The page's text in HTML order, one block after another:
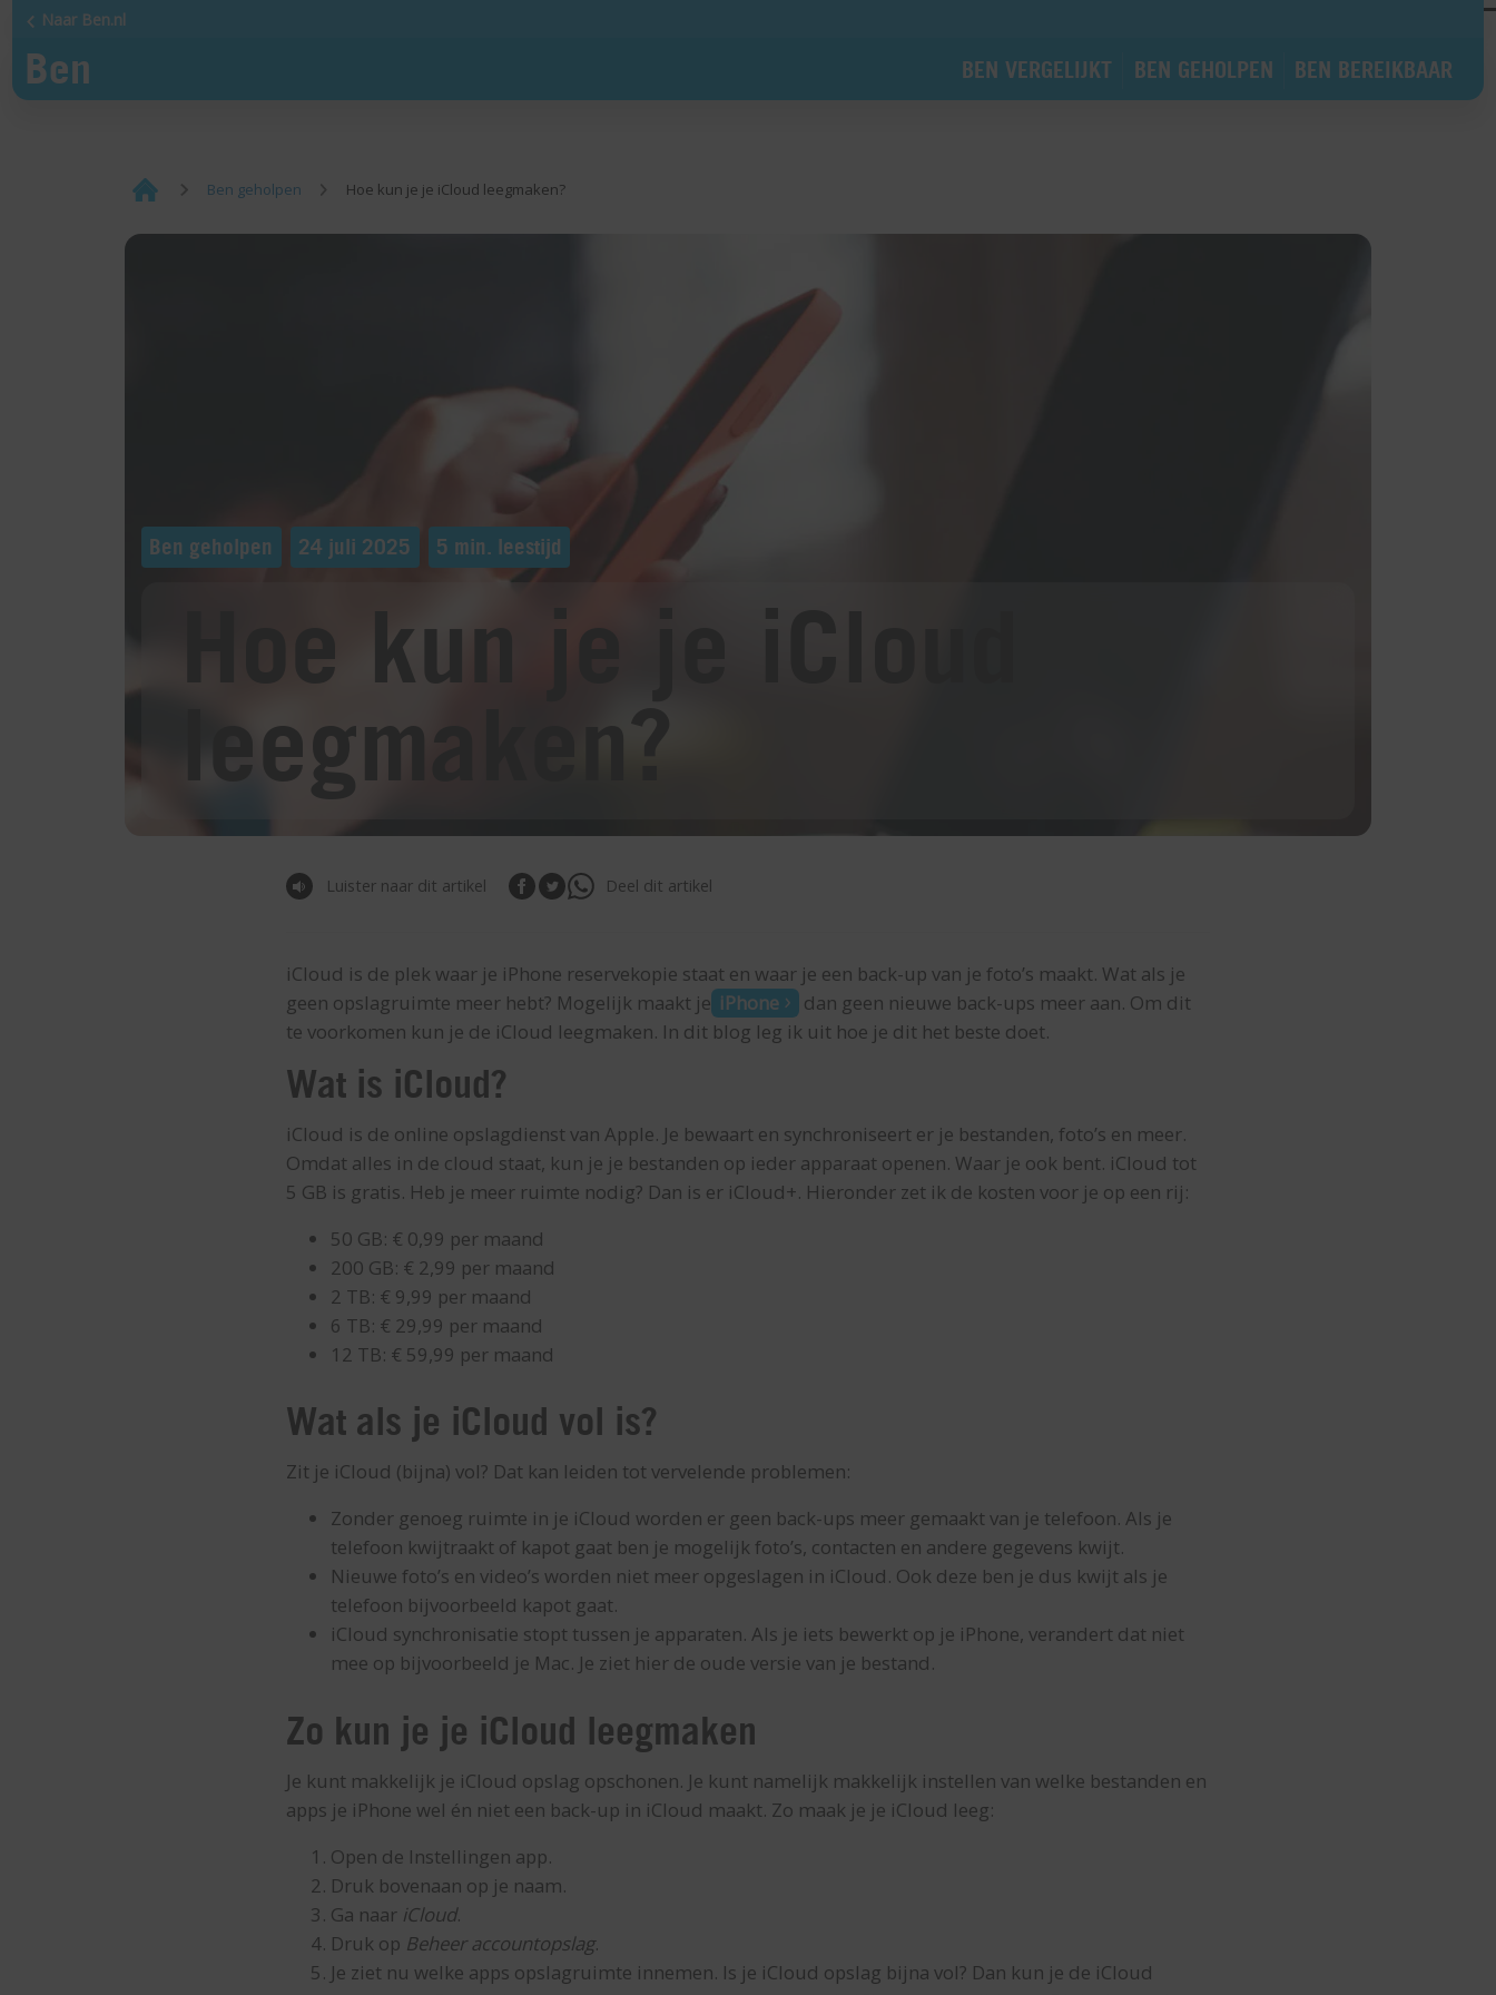
Naar Ben.nl
¡ BEN VERGELIJKT BEN GEHOLPEN BEN BEREIKBAAR
Home Ben geholpen Hoe kun je je iCloud leegmaken?
Ben geholpen 24 juli 2025 5 min. leestijd
Hoe kun je je iCloud
leegmaken?
Luister naar dit artikel Deel dit artikel
iCloud is de plek waar je iPhone reservekopie staat en waar je een back-up van je foto’s maakt. Wat als je
geen opslagruimte meer hebt? Mogelijk maakt je iPhone
dan geen nieuwe back-ups meer aan. Om dit
te voorkomen kun je de iCloud leegmaken. In dit blog leg ik uit hoe je dit het beste doet.
Wat is iCloud?
iCloud is de online opslagdienst van Apple. Je bewaart en synchroniseert er je bestanden, foto’s en meer.
Omdat alles in de cloud staat, kun je je bestanden op ieder apparaat openen. Waar je ook bent. iCloud tot
5 GB is gratis. Heb je meer ruimte nodig? Dan is er iCloud+. Hieronder zet ik de kosten voor je op een rij:
50 GB: € 0,99 per maand
200 GB: € 2,99 per maand
2 TB: € 9,99 per maand
6 TB: € 29,99 per maand
12 TB: € 59,99 per maand
Wat als je iCloud vol is?
Zit je iCloud (bijna) vol? Dat kan leiden tot vervelende problemen:
Zonder genoeg ruimte in je iCloud worden er geen back-ups meer gemaakt van je telefoon. Als je
telefoon kwijtraakt of kapot gaat ben je mogelijk foto’s, contacten en andere gegevens kwijt.
Nieuwe foto’s en video’s worden niet meer opgeslagen in iCloud. Ook deze ben je dus kwijt als je
telefoon bijvoorbeeld kapot gaat.
iCloud synchronisatie stopt tussen je apparaten. Als je iets bewerkt op je iPhone, verandert dat niet
mee op bijvoorbeeld je Mac. Je ziet hier de oude versie van je bestand.
Zo kun je je iCloud leegmaken
Je kunt makkelijk je iCloud opslag opschonen. Je kunt namelijk makkelijk instellen van welke bestanden en
apps je iPhone wel én niet een back-up in iCloud maakt. Zo maak je je iCloud leeg:
Open de Instellingen app.
Druk bovenaan op je naam.
Ga naar iCloud.
Druk op Beheer accountopslag.
Je ziet nu welke apps opslagruimte innemen. Is je iCloud opslag bijna vol? Dan kun je de iCloud